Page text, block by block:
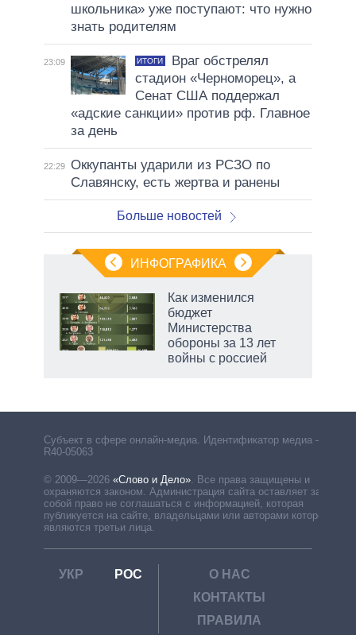
школьника» уже поступают: что нужно
знать родителям
23:09 ИТОГИ
Враг обстрелял
стадион «Черноморец», а
Сенат США поддержал
«адские санкции» против рф. Главное
за день
22:29 Оккупанты ударили из РСЗО по
Славянску, есть жертва и ранены
Больше новостей
ИНФОГРАФИКА
Как изменился
бюджет
Министерства
обороны за 13 лет
войны с россией
Субъект в сфере онлайн-медиа. Идентификатор медиа –
R40-05063
© 2009—2026 «Слово и Дело» Все права защищены и
охраняются законом. Администрация сайта оставляет за
собой право не соглашаться с информацией, которая
публикуется на сайте, владельцами или авторами которой
являются третьи лица.
УКР РОС
О НАС
КОНТАКТЫ
ПРАВИЛА